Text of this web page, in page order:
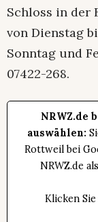
Schloss in der
von Dienstag
Sonntag und
07422-268.
NRWZ.de
auswählen:
Rottweil bei
NRWZ.de
Klicken